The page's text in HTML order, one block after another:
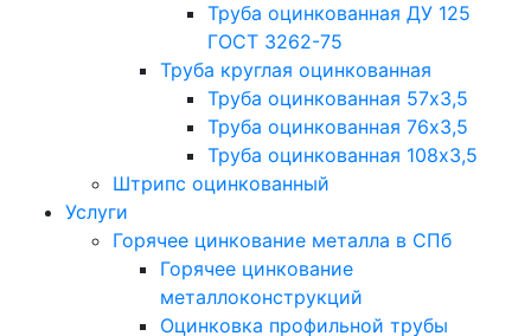
Труба оцинкованная ДУ 125
ГОСТ 3262-75
Труба круглая оцинкованная
Труба оцинкованная 57х3,5
Труба оцинкованная 76х3,5
Труба оцинкованная 108х3,5
Штрипс оцинкованный
Услуги
Горячее цинкование металла в СПб
Горячее цинкование
металлоконструкций
Оцинковка профильной трубы